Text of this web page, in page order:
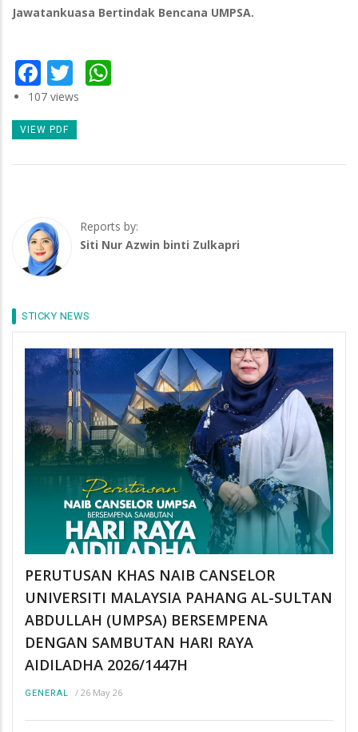
Jawatankuasa Bertindak Bencana UMPSA.
Facebook
Twitter
107 views
VIEW PDF
Reports by:
Siti Nur Azwin binti Zulkapri
STICKY NEWS
PERUTUSAN KHAS NAIB CANSELOR
UNIVERSITI MALAYSIA PAHANG AL-SULTAN
ABDULLAH (UMPSA) BERSEMPENA
DENGAN SAMBUTAN HARI RAYA
AIDILADHA 2026/1447H
GENERAL / 26 May 26